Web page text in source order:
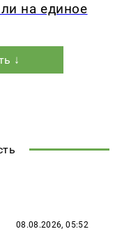
на единое
↓
08.08.2026, 05:52